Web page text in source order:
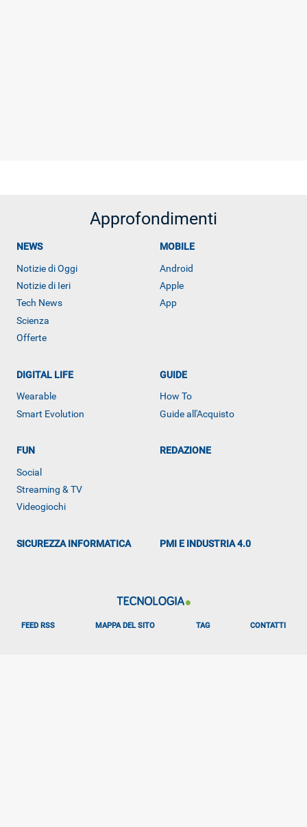
Approfondimenti
NEWS
Notizie di Oggi
Notizie di Ieri
Tech News
Scienza
Offerte
MOBILE
Android
Apple
App
DIGITAL LIFE
Wearable
Smart Evolution
GUIDE
How To
Guide all'Acquisto
FUN
Social
Streaming & TV
Videogiochi
REDAZIONE
SICUREZZA INFORMATICA PMI E INDUSTRIA 4.0
FEED RSS MAPPA DEL SITO TAG CONTATTI